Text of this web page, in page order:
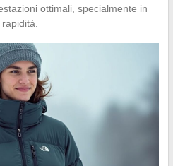
ottimali, specialmente in